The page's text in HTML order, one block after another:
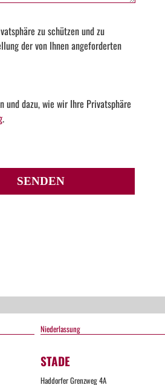
zu schützen und zu
der von Ihnen angeforderten
und dazu, wie wir Ihre Privatsphäre
.
SENDEN
Niederlassung
STADE
Haddorfer Grenzweg 4A